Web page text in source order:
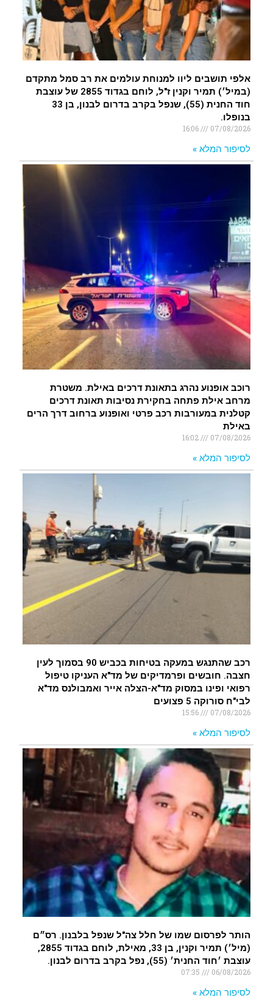
אלפי תושבים ליוו למנוחת עולמים את רב סמל מתקדם
(במיל׳) תמיר וקנין ז"ל, לוחם בגדוד 2855 של עוצבת
חוד החנית (55), שנפל בקרב בדרום לבנון, בן 33
בנופלו.
07/08/2026
16:06
לסיפור המלא »
רוכב אופנוע נהרג בתאונת דרכים באילת. משטרת
מרחב אילת פתחה בחקירת נסיבות תאונת דרכים
קטלנית במעורבות רכב פרטי ואופנוע ברחוב דרך הרים
באילת
07/08/2026
16:02
לסיפור המלא »
רכב שהתנגש במעקה בטיחות בכביש 90 בסמוך לעין
חצבה. חובשים ופרמדיקים של מד"א העניקו טיפול
רפואי ופינו במסוק מד"א-הצלה אייר ואמבולנס מד"א
לבי"ח סורוקה 5 פצועים
07/08/2026
15:56
לסיפור המלא »
הותר לפרסום שמו של חלל צה"ל שנפל בלבנון. רס״ם
(מיל׳) תמיר וקנין, בן 33, מאילת, לוחם בגדוד 2855,
עוצבת ׳חוד החנית׳ (55), נפל בקרב בדרום לבנון.
06/08/2026
לסיפור המלא »